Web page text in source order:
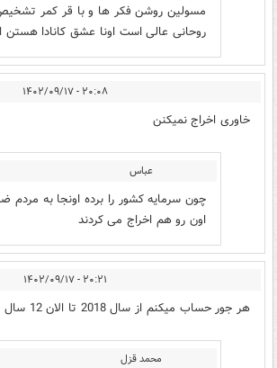
مسولین روشن فکر ها و با قر کمر
روحانی عالی است اونا عشق کانادا هستن
۲۰:۰۸ - ۱۴۰۲/۰۹/۱۷
خاوری اخراج نمیکنن
عباس
چون سرمایه کشور را برده اونجا به مردم
اون رو هم اخراج می کردند
۲۰:۲۱ - ۱۴۰۲/۰۹/۱۷
هر جور حساب میکنم از سال 2018 تا الان 12 سال نگذشته
محمد قزل